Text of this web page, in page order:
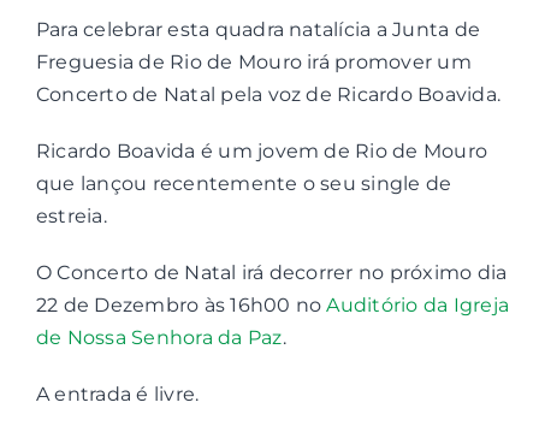
Notícias e Eventos
Espaço Cultural
Contactos
Para celebrar esta quadra natalícia a Junta de
Freguesia de Rio de Mouro irá promover um
Concerto de Natal pela voz de Ricardo Boavida.
Ricardo Boavida é um jovem de Rio de Mouro
que lançou recentemente o seu single de
estreia.
O Concerto de Natal irá decorrer no próximo dia
22 de Dezembro às 16h00 noAuditório da Igreja
de Nossa Senhora da Paz.
A entrada é livre.